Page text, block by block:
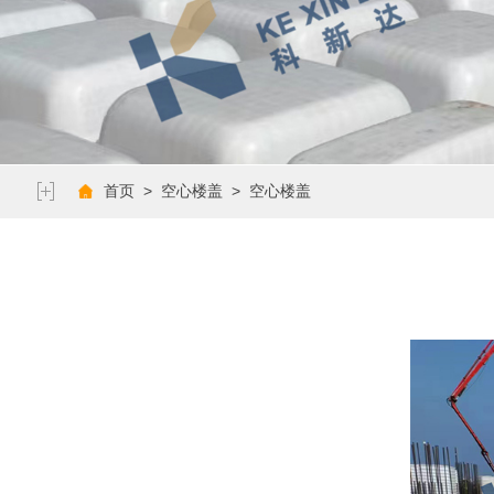
首页 > 空心楼盖 > 空心楼盖